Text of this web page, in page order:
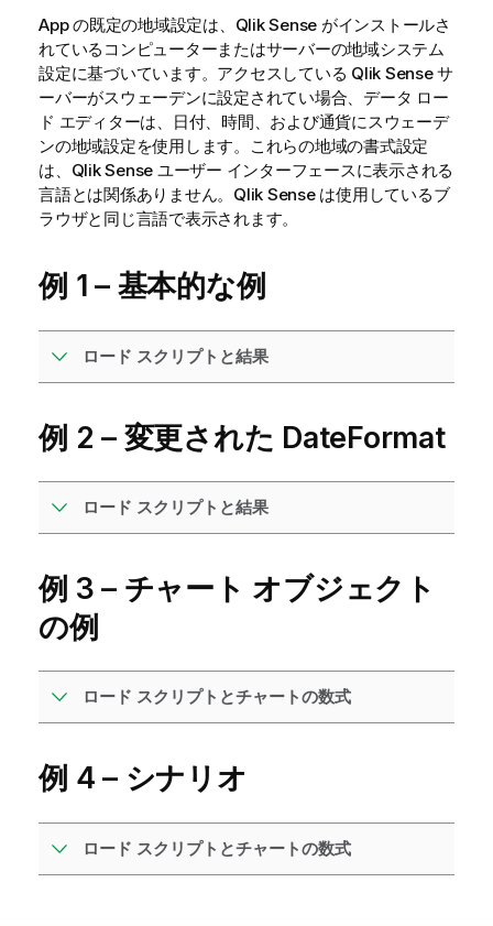
App の既定の地域設定は、 Qlik Sense がインストールさ
れているコンピューターまたはサーバーの地域システム
設定に基づいています。アクセスしている Qlik Senseサ
ーバーがスウェーデンに設定されてい場合、データ ロー
ド エディターは、日付、時間、および通貨にスウェーデ
ンの地域設定を使用します。これらの地域の書式設定
は、 Qlik Sense ユーザー インターフェースに表示される
言語とは関係ありません。 Qlik Senseは使用しているブ
ラウザと同じ言語で表示されます。
例 1 – 基本的な例
ロード スクリプトと結果
例 2 – 変更された DateFormat
ロード スクリプトと結果
例 3 – チャート オブジェクト
の例
ロード スクリプトとチャートの数式
例 4 – シナリオ
ロード スクリプトとチャートの数式